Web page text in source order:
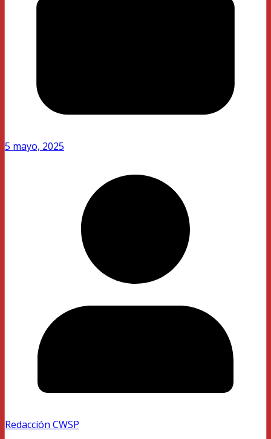
5 mayo, 2025
Redacción CWSP